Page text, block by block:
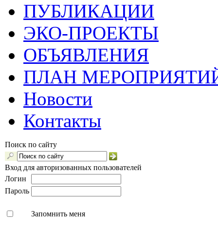
ПУБЛИКАЦИИ
ЭКО-ПРОЕКТЫ
ОБЪЯВЛЕНИЯ
ПЛАН
Новости
Контакты
Поиск по сайту
Вход для авторизованных пользователей
Логин
Пароль
Запомнить меня